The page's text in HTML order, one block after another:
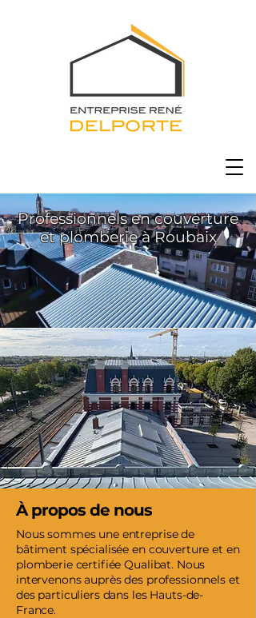
Professionnels en couverture
et plomberie à Roubaix
À propos de nous
Nous sommes une entreprise de
bâtiment spécialisée en couverture et en
plomberie certifiée Qualibat. Nous
intervenons auprès des professionnels et
des particuliers dans les Hauts-de-
France.